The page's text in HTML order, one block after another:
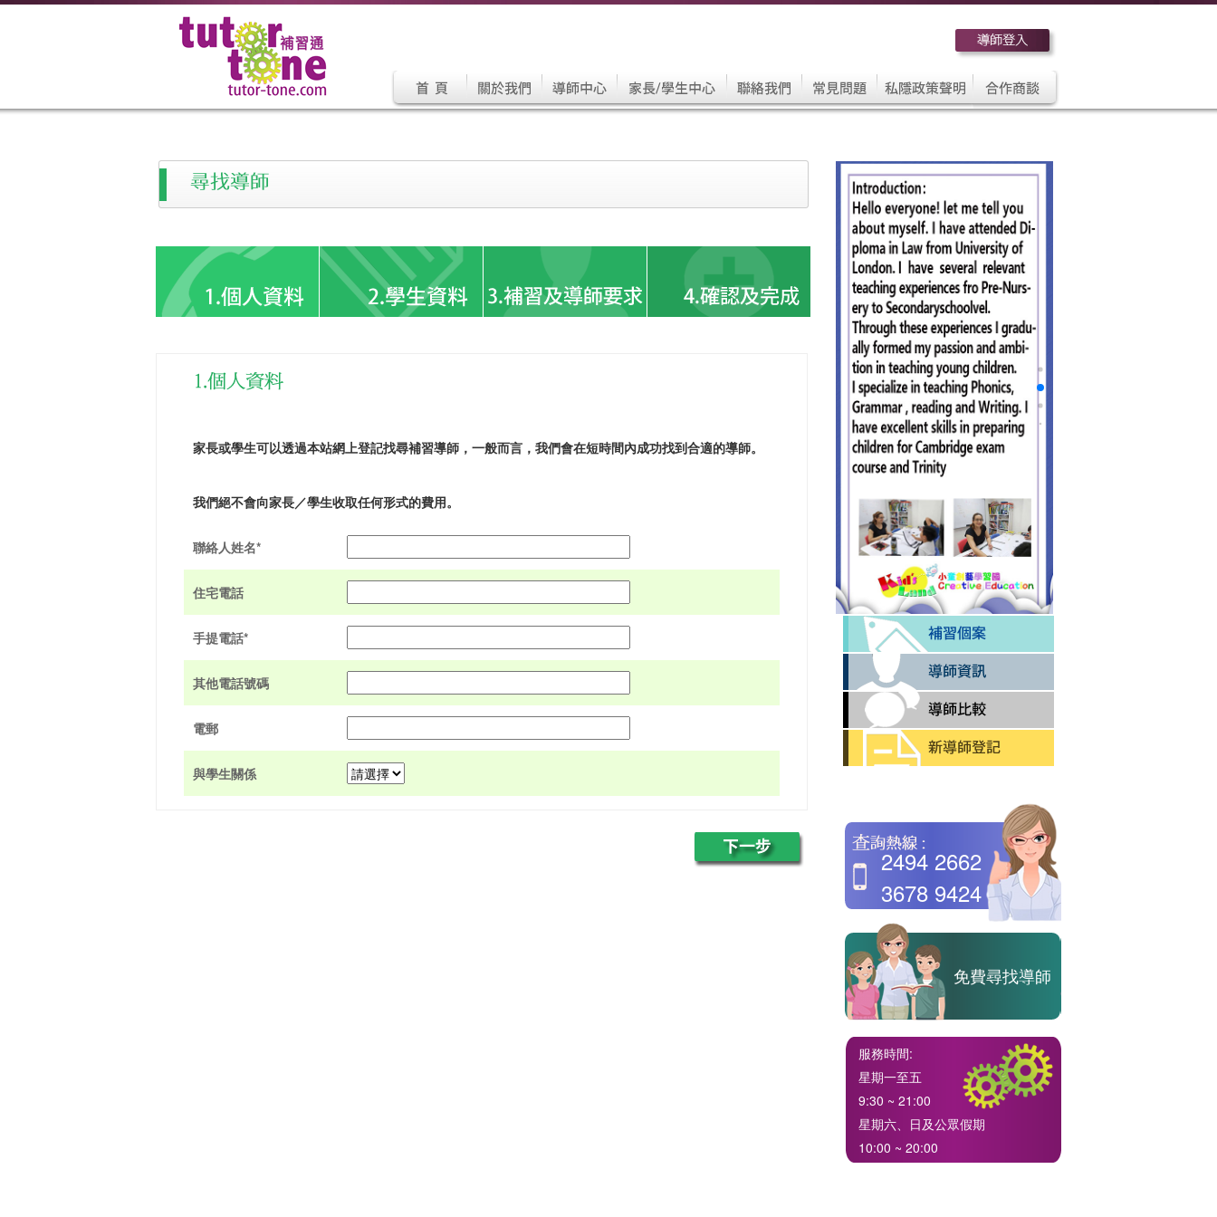
家長或學生可以透過本站網上登記找尋補習導師，一般而言，我們會在短時間內成功找到合適的導師。
我們絕不會向家長／學生收取任何形式的費用。
聯絡人姓名*
住宅電話
手提電話*
其他電話號碼
電郵
與學生關係
2494 2662
3678 9424
免費尋找導師
服務時間:
星期一至五
9:30 ~ 21:00
星期六、日及公眾假期
10:00 ~ 20:00